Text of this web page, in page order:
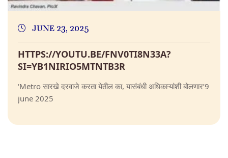
JUNE 23, 2025
HTTPS://YOUTU.BE/FNV0TI8N33A?
SI=YB1NIRIO5MTNTB3R
‘Metro सारखे दरवाजे करता येतील का, यासंबंधी अधिकाऱ्यांशी बोलणार’9
june 2025